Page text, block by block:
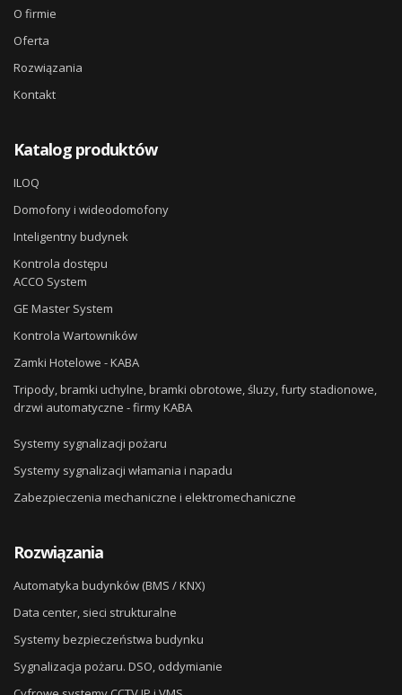
O firmie
Oferta
Rozwiązania
Kontakt
Katalog produktów
ILOQ
Domofony i wideodomofony
Inteligentny budynek
Kontrola dostępu
ACCO System
GE Master System
Kontrola Wartowników
Zamki Hotelowe - KABA
Tripody, bramki uchylne, bramki obrotowe, śluzy, furty stadionowe,
drzwi automatyczne - firmy KABA
Systemy sygnalizacji pożaru
Systemy sygnalizacji włamania i napadu
Zabezpieczenia mechaniczne i elektromechaniczne
Rozwiązania
Automatyka budynków (BMS / KNX)
Data center, sieci strukturalne
Systemy bezpieczeństwa budynku
Sygnalizacja pożaru. DSO, oddymianie